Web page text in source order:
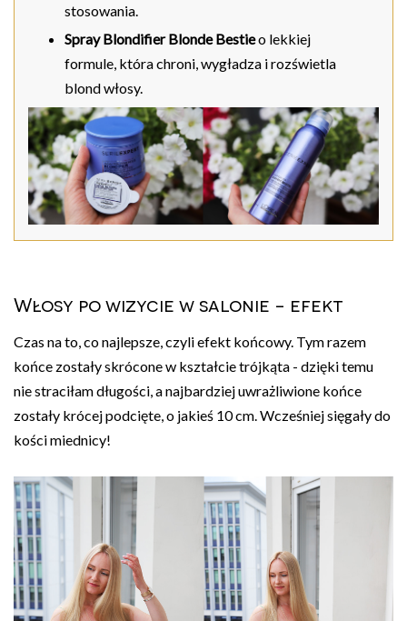
stosowania.
Spray Blondifier Blonde Bestieo lekkiej
formule, która chroni, wygładza i rozświetla
blond włosy.
Włosy po wizycie w salonie - efekt
Czas na to, co najlepsze, czyli efekt końcowy. Tym razem
końce zostały skrócone w kształcie trójkąta - dzięki temu
nie straciłam długości, a najbardziej uwrażliwione końce
zostały krócej podcięte, o jakieś 10 cm. Wcześniej sięgały do
kości miednicy!